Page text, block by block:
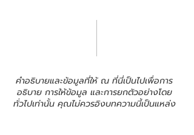
คำอธิบายและข้อมูลที่ให้ ณ ที่นี่เป็นไปเพื่อการ
อธิบาย การให้ข้อมูล และการยกตัวอย่างโดย
ทั่วไปเท่านั้น คุณไม่ควรอิงบทความนี้เป็นแหล่ง